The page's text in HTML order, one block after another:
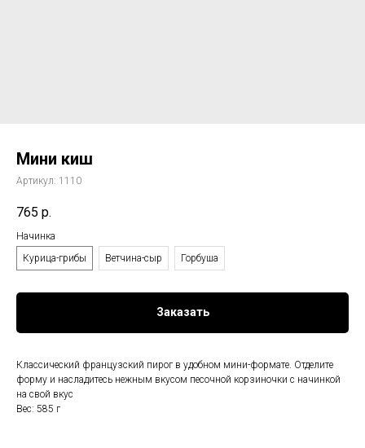
Мини киш
Артикул: 1110
765 р.
Начинка
Курица-грибы
Ветчина-сыр Горбуша
Заказать
Классический французский пирог в удобном мини-формате. Отделите
форму и насладитесь нежным вкусом песочной корзиночки с начинкой
на свой вкус
Вес: 585 г